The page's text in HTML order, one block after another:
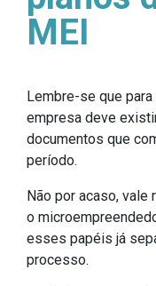
MEI
Lembre-se que
empresa deve
documentos que
período.
Não por acaso,
o
esses papéis já
processo.